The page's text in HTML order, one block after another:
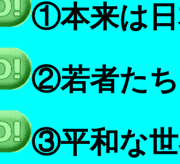
①本来は
②若者た
③平和な世